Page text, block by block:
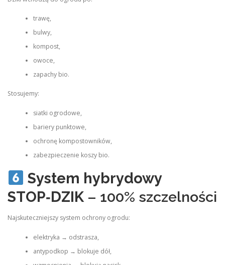
trawę,
bulwy,
kompost,
owoce,
zapachy bio.
Stosujemy:
siatki ogrodowe,
bariery punktowe,
ochronę kompostowników,
zabezpieczenie koszy bio.
System hybrydowy
STOP‑DZIK– 100% szczelności
Najskuteczniejszy system ochrony ogrodu:
elektryka → odstrasza,
antypodkop → blokuje dół,